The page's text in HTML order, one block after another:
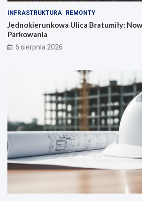
INFRASTRUKTURA REMONTY
Jednokierunkowa Ulica Bratumiły:
Parkowania
6 sierpnia 2026